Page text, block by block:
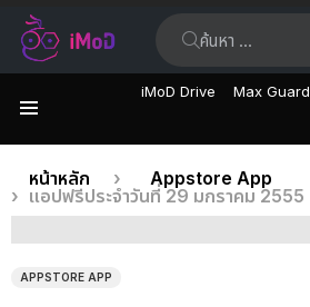
iMoD Drive Max Guard
เรื่อง
ล่าสุด
คุณอยู่ที่นี่:
หน้าหลัก
Appstore App
แอปฟรีประจำวันที่ 29 มกราคม 2555
APPSTORE APP